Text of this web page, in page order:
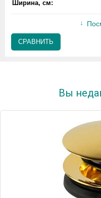
Ширина, см:
СРАВНИТЬ
Вы